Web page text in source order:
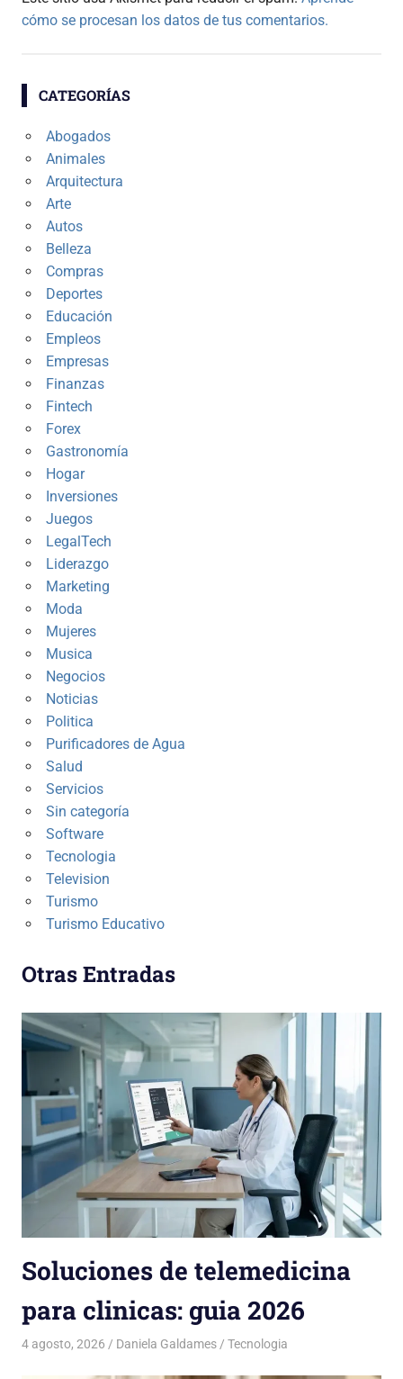
cómo se procesan los datos de tus comentarios.
CATEGORÍAS
Abogados
Animales
Arquitectura
Arte
Autos
Belleza
Compras
Deportes
Educación
Empleos
Empresas
Finanzas
Fintech
Forex
Gastronomía
Hogar
Inversiones
Juegos
LegalTech
Liderazgo
Marketing
Moda
Mujeres
Musica
Negocios
Noticias
Politica
Purificadores de Agua
Salud
Servicios
Sin categoría
Software
Tecnologia
Television
Turismo
Turismo Educativo
Otras Entradas
Soluciones de telemedicina
para clinicas: guia 2026
4 agosto, 2026 Daniela Galdames Tecnologia